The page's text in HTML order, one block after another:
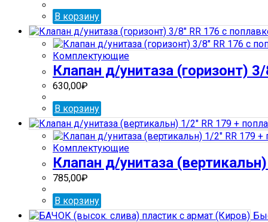
В корзину
Комплектующие
Клапан д/унитаза (горизонт)
630,00₽
В корзину
Комплектующие
Клапан д/унитаза
785,00₽
В корзину